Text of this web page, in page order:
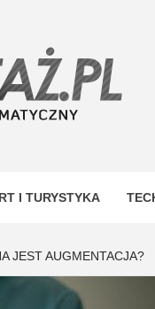
I TURYSTYKA
JEST AUGMENTACJA?